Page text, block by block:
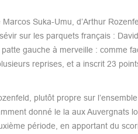
Suka-Umu, d’Arthur
sur les parquets français :
gauche à merveille : comme
reprises, et a inscrit 23
plutôt propre sur
donné le la aux Auvergnats
période, en apportant du